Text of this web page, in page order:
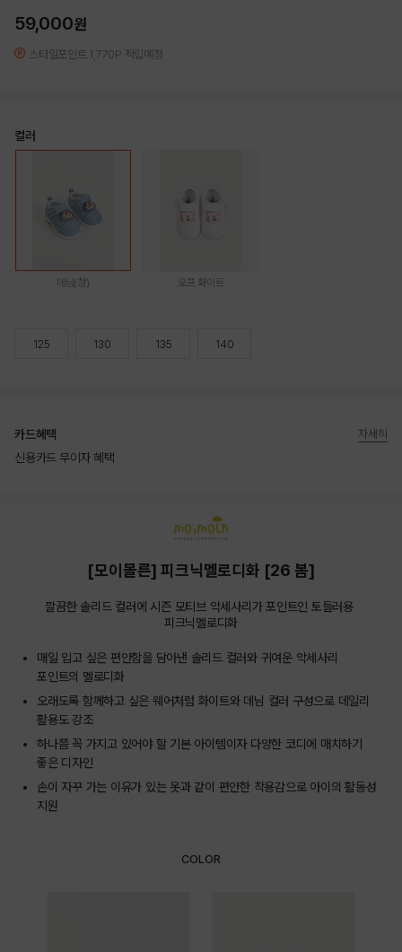
59,000원
스타일포인트 1,770P 적립예정
컬러
데님(청) 오프 화이트
125 130 135 140
카드혜택
신용카드 무이자 혜택
자세히
[모이몰른] 피크닉멜로디화 [26 봄]
깔끔한 솔리드 컬러에 시즌 모티브 악세사리가 포인트인 토들러용
피크닉멜로디화
매일 입고 싶은 편안함을 담아낸 솔리드 컬러와 귀여운 악세사리
포인트의 멜로디화
오래도록 함께하고 싶은 웨어처럼 화이트와 데님 컬러 구성으로 데일리
활용도 강조
하나쯤 꼭 가지고 있어야 할 기본 아이템이자 다양한 코디에 매치하기
좋은 디자인
손이 자꾸 가는 이유가 있는 옷과 같이 편안한 착용감으로 아이의 활동성
지원
COLOR